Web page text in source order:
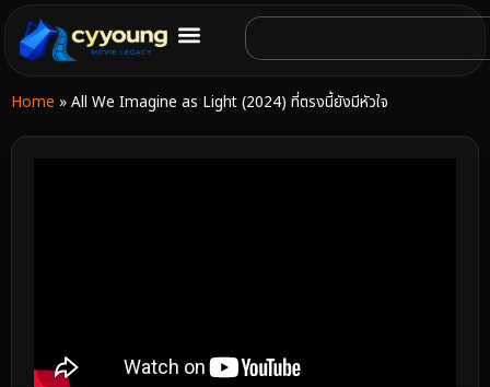
Home » All We Imagine as Light (2024) ที่ตรงนี้ยังมีหัวใจ